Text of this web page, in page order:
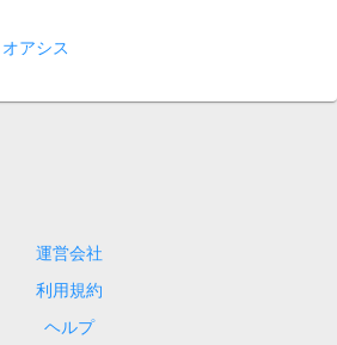
アシス
運営会社
利用規約
ヘルプ